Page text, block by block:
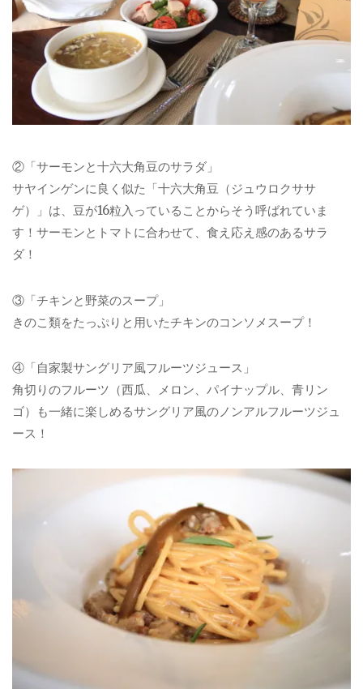
②「サーモンと十六大角豆のサラダ」
サヤインゲンに良く似た「十六大角豆（ジュウロクササ
ゲ）」は、豆が16粒入っていることからそう呼ばれていま
す！サーモンとトマトに合わせて、食え応え感のあるサラ
ダ！
③「チキンと野菜のスープ」
きのこ類をたっぷりと用いたチキンのコンソメスープ！
④「自家製サングリア風フルーツジュース」
角切りのフルーツ（西瓜、メロン、パイナップル、青リン
ゴ）も一緒に楽しめるサングリア風のノンアルフルーツジュ
ース！